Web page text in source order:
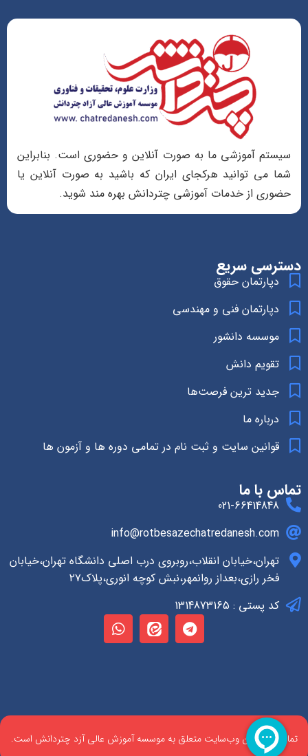
سیستم آموزشی ما به صورت آنلاین و حضوری است. بنابراین
شما می توانید هرکجای ایران که باشید به صورت آنلاین یا
حضوری از خدمات آموزشی چتردانش بهره مند شوید.
دسترسی سریع
دپارتمان حقوق
دپارتمان فنی و مهندسی
موسسه دانشور
تقویم دانش
جدید ترین فرصت‌ها
درباره ما
قوانین سایت و ثبت نام در تمامی دوره ها و آزمون ها
تماس با ما
021-66414848
info@rotbesazechatredanesh.com
تهران،خیابان انقلاب،روبروی درب اصلی دانشگاه تهران،خیابان
فخر رازی،بعداز روانمهر،نبش کوچه انوری،پلاک۲۷
کد پستی : 1314873165
تمام حقوق این وب‌سایت متعلق به موسسه آموزش عالی آزد چتردانش است.